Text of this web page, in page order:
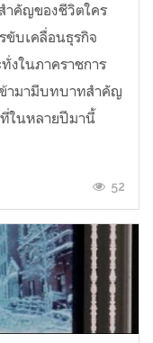
ำคัญของชีวิตใคร
ขับเคลื่อนธุรกิจ
งในภาคราชการ
ามามีบทบาทสำคัญ
ที่ในหลายปีมานี้
52